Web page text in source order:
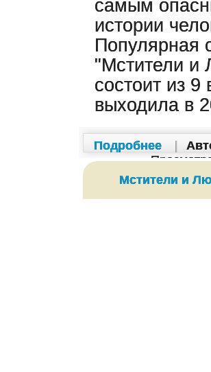
самым
истории
Популярная
"Мстители и
состоит из 9
выходила в
Подробнее
Мстители и